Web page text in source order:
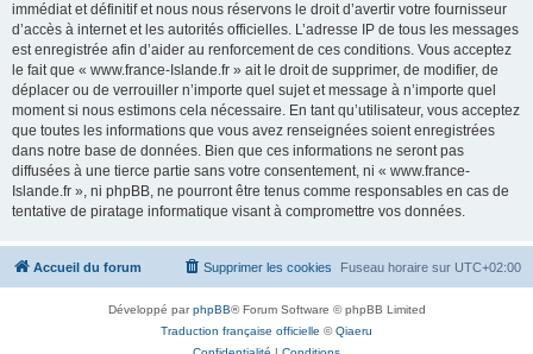
immédiat et définitif et nous nous réservons le droit d’avertir votre fournisseur
d’accès à internet et les autorités officielles. L’adresse IP de tous les messages
est enregistrée afin d’aider au renforcement de ces conditions. Vous acceptez
le fait que « www.france-Islande.fr » ait le droit de supprimer, de modifier, de
déplacer ou de verrouiller n’importe quel sujet et message à n’importe quel
moment si nous estimons cela nécessaire. En tant qu’utilisateur, vous acceptez
que toutes les informations que vous avez renseignées soient enregistrées
dans notre base de données. Bien que ces informations ne seront pas
diffusées à une tierce partie sans votre consentement, ni « www.france-
Islande.fr », ni phpBB, ne pourront être tenus comme responsables en cas de
tentative de piratage informatique visant à compromettre vos données.
Accueil du forum Fuseau horaire sur UTC+02:00
Supprimer les cookies
Développé parphpBB® Forum Software © phpBB Limited
Traduction française officielle ©Qiaeru